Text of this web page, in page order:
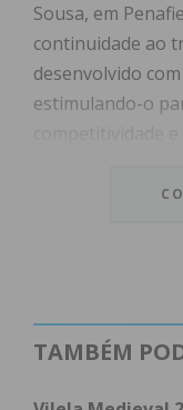
Sousa, em
continuidade ao
desenvolvido
estimulando-o
Assim,
digitalização das
Estes aspetos
TAMBÉM